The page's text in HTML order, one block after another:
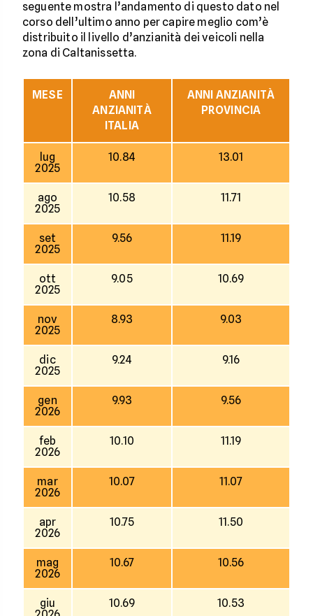
seguente mostra l’andamento di questo dato nel
corso dell’ultimo anno per capire meglio com’è
distribuito il livello d’anzianità dei veicoli nella
zona di Caltanissetta.
MESE
ANNI
ANZIANITÀ
ITALIA
ANNI ANZIANITÀ
PROVINCIA
lug
2025
10.84 13.01
ago
2025
10.58 11.71
set
2025
9.56 11.19
ott
2025
9.05 10.69
nov
2025
8.93 9.03
dic
2025
9.24 9.16
gen
2026
9.93 9.56
feb
2026
10.10 11.19
mar
2026
10.07 11.07
apr
2026
10.75 11.50
mag
2026
10.67 10.56
giu
10.69 10.53